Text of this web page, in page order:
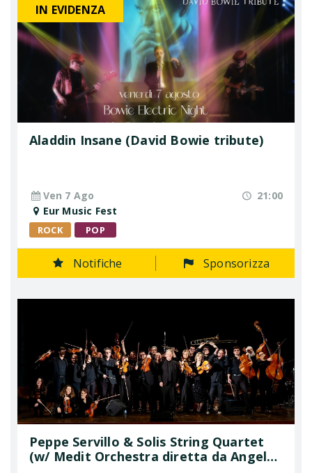
IN EVIDENZA
Aladdin Insane (David Bowie tribute)
Ven 7 Ago
21:00
Eur Music Fest
ROCK POP
Notifiche Sponsorizza
Peppe Servillo & Solis String Quartet
(w/ Medit Orchestra diretta da Angelo